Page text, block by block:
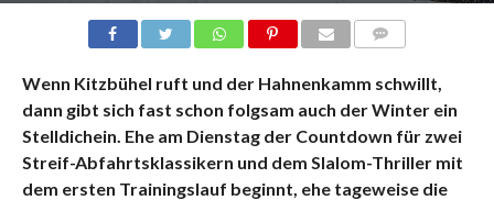
Wenn Kitzbühel ruft und der Hahnenkamm schwillt,
dann gibt sich fast schon folgsam auch der Winter ein
Stelldichein. Ehe am Dienstag der Countdown für zwei
Streif-Abfahrtsklassikern und dem Slalom-Thriller mit
dem ersten Trainingslauf beginnt, ehe tageweise die